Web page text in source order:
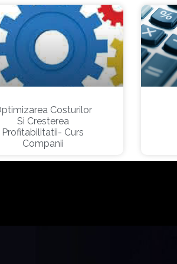
Costurilor
Si Cresterea
Profitabilitatii- Curs
Companii